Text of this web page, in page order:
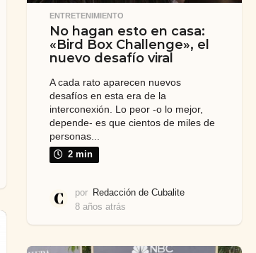
ENTRETENIMIENTO
No hagan esto en casa:
«Bird Box Challenge», el
nuevo desafío viral
A cada rato aparecen nuevos
desafíos en esta era de la
interconexión. Lo peor -o lo mejor,
depende- es que cientos de miles de
personas...
2 min
por Redacción de Cubalite
8 años atrás
o